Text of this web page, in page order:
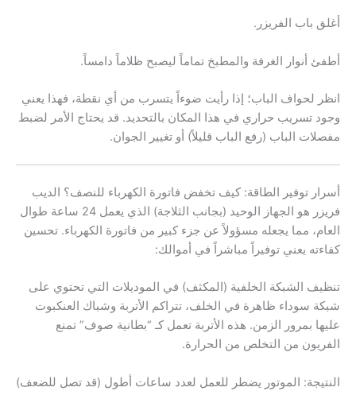
أغلق باب الفريزر.
أطفئ أنوار الغرفة والمطبخ تماماً ليصبح ظلاماً دامساً.
انظر لحواف الباب؛ إذا رأيت ضوءاً يتسرب من أي نقطة، فهذا يعني
وجود تسريب حراري في هذا المكان بالتحديد. قد يحتاج الأمر لضبط
مفصلات الباب (رفع الباب قليلاً) أو تغيير الجوان.
أسرار توفير الطاقة: كيف تخفض فاتورة الكهرباء للنصف؟ الديب
فريزر هو الجهاز الوحيد (بجانب الثلاجة) الذي يعمل 24 ساعة طوال
العام، مما يجعله مسؤولاً عن جزء كبير من فاتورة الكهرباء. تحسين
كفاءته يعني توفيراً مباشراً في أموالك:
تنظيف الشبكة الخلفية (المكثف) في الموديلات التي تحتوي على
شبكة سوداء ظاهرة في الخلف، تتراكم الأتربة وشباك العنكبوت
عليها بمرور الزمن. هذه الأتربة تعمل كـ “بطانية صوف” تمنع
الفريون من التخلص من الحرارة.
النتيجة: الموتور يضطر للعمل لعدد ساعات أطول (قد تصل للضعف)